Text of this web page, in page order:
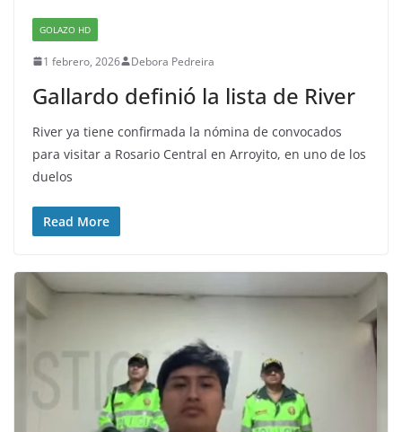
GOLAZO HD
1 febrero, 2026 Debora Pedreira
Gallardo definió la lista de River
River ya tiene confirmada la nómina de convocados
para visitar a Rosario Central en Arroyito, en uno de los
duelos
Read More